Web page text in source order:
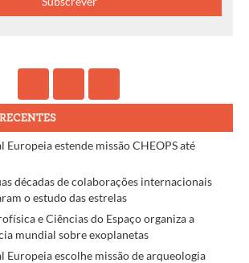
Europeia estende missão CHEOPS até
décadas de colaborações internacionais
o estudo das estrelas
e Ciências do Espaço organiza a
mundial sobre exoplanetas
Europeia escolhe missão de arqueologia